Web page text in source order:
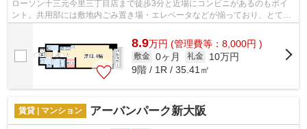
ローソン十三元今里三丁目店まで徒歩3分と近場にコンビニがあるのもポイ
ント。共用部には敷地内ごみ置き場・エレベータなどが揃っており、とても
8.9万円 (管理費等：8,000円 )
敷金 0ヶ月 礼金
10万円
9階 / 1R / 35.41㎡
賃貸 | マンション アーバンパーク新大阪